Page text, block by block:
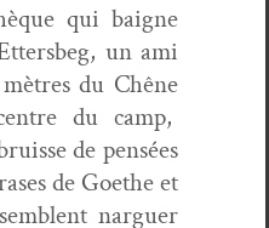
qui baigne
un ami
du Chêne
du camp,
de pen­sées
de Goethe et
nar­guer